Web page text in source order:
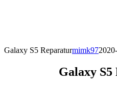
Galaxy S5 Reparaturmimk97
Galaxy